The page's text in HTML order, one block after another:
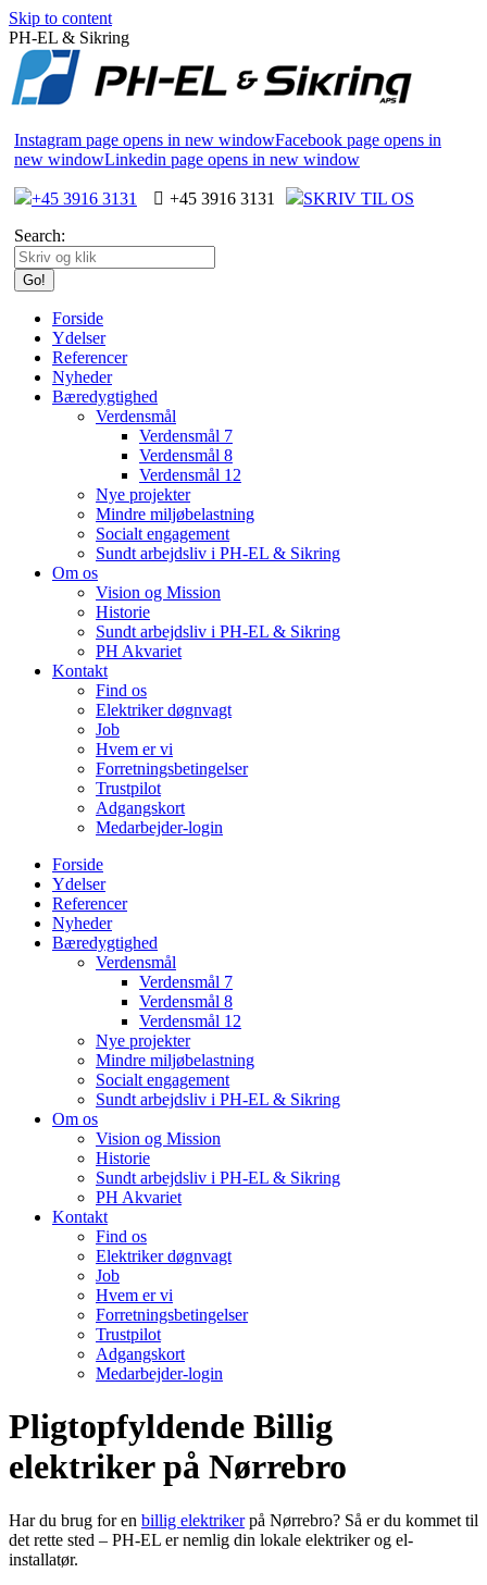
Skip to content
PH-EL & Sikring
Instagram page opens in new windowFacebook page opens in
new windowLinkedin page opens in new window
+45 3916 3131 +45 3916 3131
SKRIV TIL OS
Search:
Forside
Ydelser
Referencer
Nyheder
Bæredygtighed
Verdensmål
Verdensmål 7
Verdensmål 8
Verdensmål 12
Nye projekter
Mindre miljøbelastning
Socialt engagement
Sundt arbejdsliv i PH-EL & Sikring
Om os
Vision og Mission
Historie
Sundt arbejdsliv i PH-EL & Sikring
PH Akvariet
Kontakt
Find os
Elektriker døgnvagt
Job
Hvem er vi
Forretningsbetingelser
Trustpilot
Adgangskort
Medarbejder-login
Forside
Ydelser
Referencer
Nyheder
Bæredygtighed
Verdensmål
Verdensmål 7
Verdensmål 8
Verdensmål 12
Nye projekter
Mindre miljøbelastning
Socialt engagement
Sundt arbejdsliv i PH-EL & Sikring
Om os
Vision og Mission
Historie
Sundt arbejdsliv i PH-EL & Sikring
PH Akvariet
Kontakt
Find os
Elektriker døgnvagt
Job
Hvem er vi
Forretningsbetingelser
Trustpilot
Adgangskort
Medarbejder-login
Pligtopfyldende Billig
elektriker på Nørrebro
Har du brug for en billig elektrikerpå Nørrebro? Så er du kommet til
det rette sted – PH-EL er nemlig din lokale elektriker og el-
installatør.